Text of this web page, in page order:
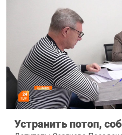
Устранить потоп,